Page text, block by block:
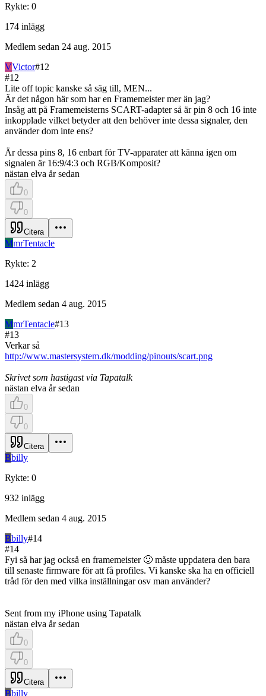
Rykte: 0
174 inlägg
Medlem sedan 24 aug. 2015
VVictor#12
#12
Lite off topic kanske så säg till, MEN...
Är det någon här som har en Framemeister mer än jag?
Insåg att på Framemeisterns SCART-adapter så är pin 8 och 16 inte
inkopplade vilket betyder att den behöver inte dessa signaler, den
använder dom inte ens?
Är dessa pins 8, 16 enbart för TV-apparater att känna igen om
signalen är 16:9/4:3 och RGB/Komposit?
nästan elva år sedan
0
0
Citera
MmrTentacle
Rykte: 2
1424 inlägg
Medlem sedan 4 aug. 2015
MmrTentacle#13
#13
Verkar så
http://www.mastersystem.dk/modding/pinouts/scart.png
Skrivet som hastigast via Tapatalk
nästan elva år sedan
0
0
Citera
Bbilly
Rykte: 0
932 inlägg
Medlem sedan 4 aug. 2015
Bbilly#14
#14
Fyi så har jag också en framemeister 🙂 måste uppdatera den bara
till senaste firmware för att få profiles. Vi kanske ska ha en officiell
tråd för den med vilka inställningar osv man använder?
Sent from my iPhone using Tapatalk
nästan elva år sedan
0
0
Citera
Bbilly